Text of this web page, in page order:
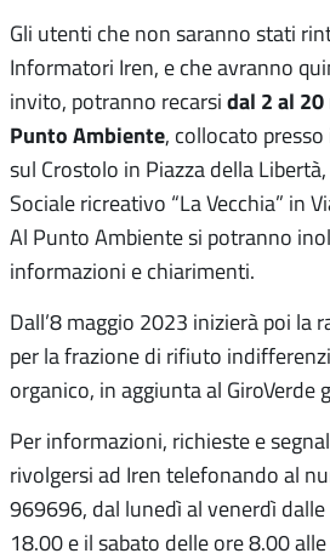
Gli utenti che non saranno stati
Informatori Iren, e che avranno
invito, potranno recarsi dal 2 al
Punto Ambiente, collocato
sul Crostolo in Piazza della
Sociale ricreativo “La Vecchia” in
Al Punto Ambiente si potranno
informazioni e chiarimenti.
Dall’8 maggio 2023 inizierà poi la
per la frazione di rifiuto
organico, in aggiunta al GiroVerde
Per informazioni, richieste e
rivolgersi ad Iren telefonando al
969696, dal lunedì al venerdì
18.00 e il sabato delle ore 8.00